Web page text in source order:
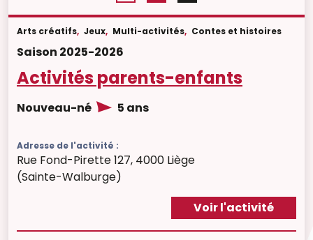
Arts créatifs, Jeux, Multi-activités, Contes et histoires
Saison 2025-2026
Activités parents-enfants
Nouveau-né 5 ans
Adresse de l'activité :
Rue Fond-Pirette 127, 4000 Liège
(Sainte-Walburge)
Voir l'activité